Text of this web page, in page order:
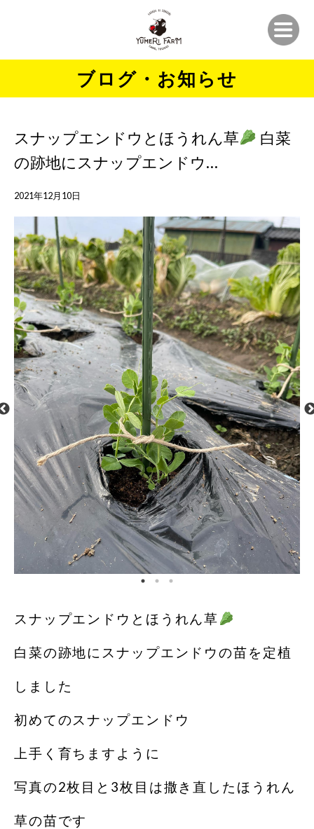
ブログ・お知らせ
スナップエンドウとほうれん草
白菜
の跡地にスナップエンドウ…
2021年12月10日
スナップエンドウとほうれん草
白菜の跡地にスナップエンドウの苗を定植
しました
初めてのスナップエンドウ
上手く育ちますように
写真の2枚目と3枚目は撒き直したほうれん
草の苗です